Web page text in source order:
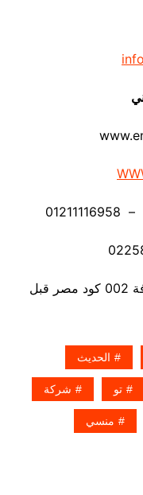
وللإتصال من خارج مصر برجاء إضافة 002 كود مصر قبل
الحديث
تو شركة
منسي